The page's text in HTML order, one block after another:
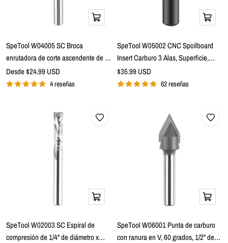
Vista
rápida
SpeTool W04005 SC Broca
enrutadora de corte ascendente de 2
flautas con inmersión en espiral de
1/4" de diámetro x 1/4" de vástago x
Precio
de
Desde $24.99 USD
4 reseñas
Añadir
a
cesta
SpeTool W05002 CNC Spoilboard
Insert Carburo 3 Alas, Superficie,
Cepillado, Corte de Moscas y
Nivelador de Losas Broca de
Precio
de
$35.99 USD
62 reseñas
Vista
rápida
SpeTool W02003 SC Espiral de
compresión de 1/4" de diámetro x
Añadir
a
cesta
SpeTool W06001 Punta de carburo
con ranura en V, 60 grados, 1/2" de